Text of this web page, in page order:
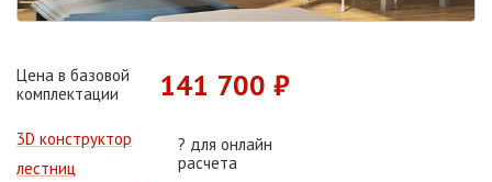
Цена в базовой
комплектации
141 700 ₽
3D конструктор
лестниц
? для онлайн
расчета